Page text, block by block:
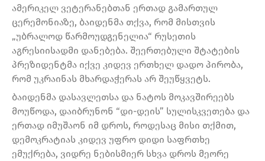
ამერიკელ ვეტერანებთან ერთად გამართულ
ცერემონიაზე, ბაიდენმა თქვა, რომ მისთვის
„უბრალოდ წარმოუდგენელია“ რუსეთის
აგრესიისადმი დანებება. შეერთებული შტატების
პრეზიდენტმა იქვე კიდევ ერთხელ დადო პირობა,
რომ უკრაინას მხარდაჭერას არ შეუწყვეტს.
ბაიდენმა დასავლეთსა და ნატოს მოკავშირეებს
მოუწოდა, დაიბრუნონ “დი-დეის” სულისკვეთება და
ერთად იმუშაონ იმ დროს, როდესაც მისი თქმით,
დემოკრატიას კიდევ უფრო დიდი საფრთხე
ემუქრება, ვიდრე ნებისმიერ სხვა დროს მეორე